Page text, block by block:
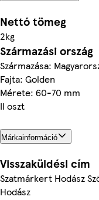
Nettó tömeg
2kg
Származási ország
Származása:
Fajta: Golden
Mérete: 60-70 mm
II oszt
Márkainformáció
Visszaküldési cím
Szatmárkert Hodász
Hodász